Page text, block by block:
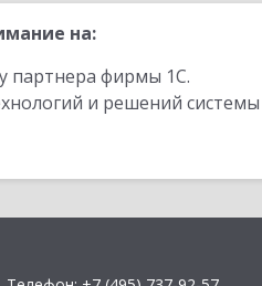
на:
партнера фирмы 1С.
и решений